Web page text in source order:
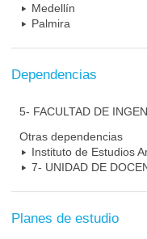
Medellín
Palmira
Dependencias
5- FACULTAD DE
Otras dependencias
Instituto de Estudios
7- UNIDAD DE
Planes de estudio